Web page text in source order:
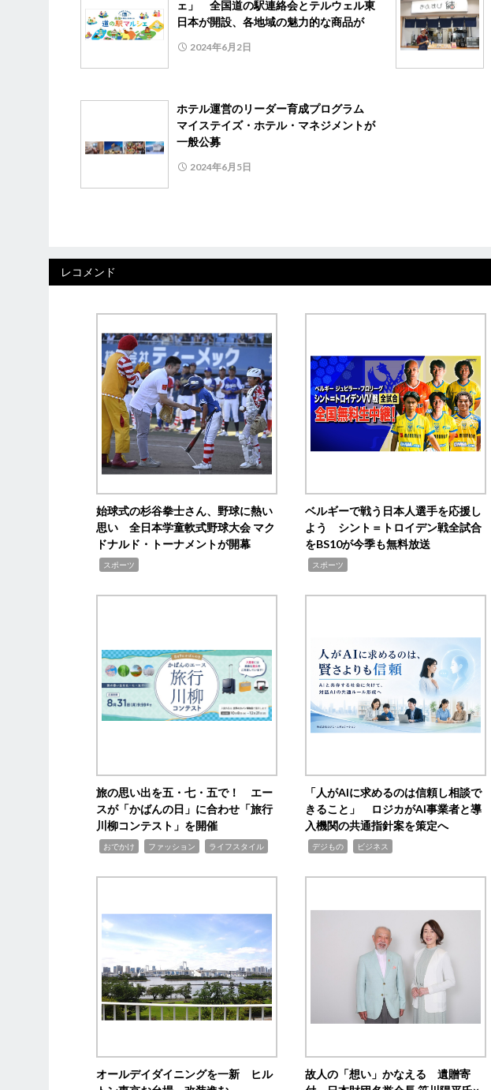
ェ」 全国道の駅連絡会とテルウェル東
日本が開設、各地域の魅力的な商品が
2024年6月2日
ホテル運営のリーダー育成プログラム
マイステイズ・ホテル・マネジメントが
一般公募
2024年6月5日
レコメンド
始球式の杉谷拳士さん、野球に熱い
思い 全日本学童軟式野球大会 マク
ドナルド・トーナメントが開幕
スポーツ
ベルギーで戦う日本人選手を応援し
よう シント＝トロイデン戦全試合
をBS10が今季も無料放送
スポーツ
旅の思い出を五・七・五で！ エー
スが「かばんの日」に合わせ「旅行
川柳コンテスト」を開催
おでかけ ファッション ライフスタイル
「人がAIに求めるのは信頼し相談で
きること」 ロジカがAI事業者と導
入機関の共通指針案を策定へ
デジもの ビジネス
オールデイダイニングを一新 ヒル
故人の「想い」かなえる 遺贈寄